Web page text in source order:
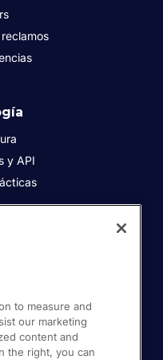
y API
social
clientes
to measure and
our marketing
content and
the right, you can